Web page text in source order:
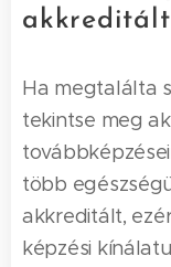
akkreditált
Ha megtalálta
tekintse meg
több
akkreditált,
képzési